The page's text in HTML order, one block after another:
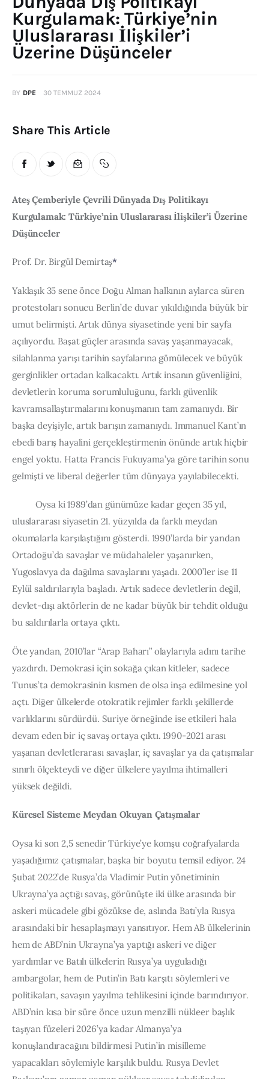
Publications
Global Perspective
Articles
Reports
Conferences
Courses
Staff
Honorary President
President
Advisory Board
Academic Board
Policy and Communications Unit
Contacts
Kurgulamak: Türkiye’nin
Uluslararası İlişkiler’i
Üzerine Düşünceler
BY DPE 30 TEMMUZ 2024
Share This Article
Ateş Çemberiyle Çevrili Dünyada Dış Politikayı
Kurgulamak: Türkiye’nin Uluslararası İlişkiler’i Üzerine
Düşünceler
Prof. Dr. Birgül Demirtaş*
Yaklaşık 35 sene önce Doğu Alman halkının aylarca süren
protestoları sonucu Berlin’de duvar yıkıldığında büyük bir
umut belirmişti. Artık dünya siyasetinde yeni bir sayfa
açılıyordu. Başat güçler arasında savaş yaşanmayacak,
silahlanma yarışı tarihin sayfalarına gömülecek ve büyük
gerginlikler ortadan kalkacaktı. Artık insanın güvenliğini,
devletlerin koruma sorumluluğunu, farklı güvenlik
kavramsallaştırmalarını konuşmanın tam zamanıydı. Bir
başka deyişiyle, artık barışın zamanıydı. Immanuel Kant’ın
ebedi barış hayalini gerçekleştirmenin önünde artık hiçbir
engel yoktu. Hatta Francis Fukuyama’ya göre tarihin sonu
gelmişti ve liberal değerler tüm dünyaya yayılabilecekti.
Oysa ki 1989’dan günümüze kadar geçen 35 yıl,
uluslararası siyasetin 21. yüzyılda da farklı meydan
okumalarla karşılaştığını gösterdi. 1990’larda bir yandan
Ortadoğu’da savaşlar ve müdahaleler yaşanırken,
Yugoslavya da dağılma savaşlarını yaşadı. 2000’ler ise 11
Eylül saldırılarıyla başladı. Artık sadece devletlerin değil,
devlet-dışı aktörlerin de ne kadar büyük bir tehdit olduğu
bu saldırılarla ortaya çıktı.
Öte yandan, 2010’lar “Arap Baharı” olaylarıyla adını tarihe
yazdırdı. Demokrasi için sokağa çıkan kitleler, sadece
Tunus’ta demokrasinin kısmen de olsa inşa edilmesine yol
açtı. Diğer ülkelerde otokratik rejimler farklı şekillerde
varlıklarını sürdürdü. Suriye örneğinde ise etkileri hala
devam eden bir iç savaş ortaya çıktı. 1990-2021 arası
yaşanan devletlerarası savaşlar, iç savaşlar ya da çatışmalar
sınırlı ölçekteydi ve diğer ülkelere yayılma ihtimalleri
yüksek değildi.
Küresel Sisteme Meydan Okuyan Çatışmalar
Oysa ki son 2,5 senedir Türkiye’ye komşu coğrafyalarda
yaşadığımız çatışmalar, başka bir boyutu temsil ediyor. 24
Şubat 2022’de Rusya’da Vladimir Putin yönetiminin
Ukrayna’ya açtığı savaş, görünüşte iki ülke arasında bir
askeri mücadele gibi gözükse de, aslında Batı’yla Rusya
arasındaki bir hesaplaşmayı yansıtıyor. Hem AB ülkelerinin
hem de ABD’nin Ukrayna’ya yaptığı askeri ve diğer
yardımlar ve Batılı ülkelerin Rusya’ya uyguladığı
ambargolar, hem de Putin’in Batı karşıtı söylemleri ve
politikaları, savaşın yayılma tehlikesini içinde barındırıyor.
ABD’nin kısa bir süre önce uzun menzilli nükleer başlık
taşıyan füzeleri 2026’ya kadar Almanya’ya
konuşlandıracağını bildirmesi Putin’in misilleme
yapacakları söylemiyle karşılık buldu. Rusya Devlet